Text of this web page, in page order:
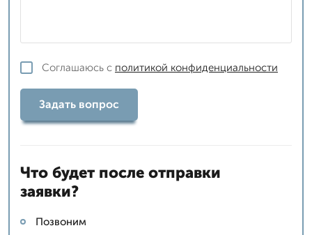
Соглашаюсь с политикой конфиденциальности
Задать вопрос
Что будет после отправки
заявки?
Позвоним